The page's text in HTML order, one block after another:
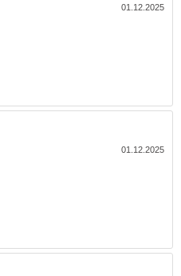
01.12.2025
01.12.2025